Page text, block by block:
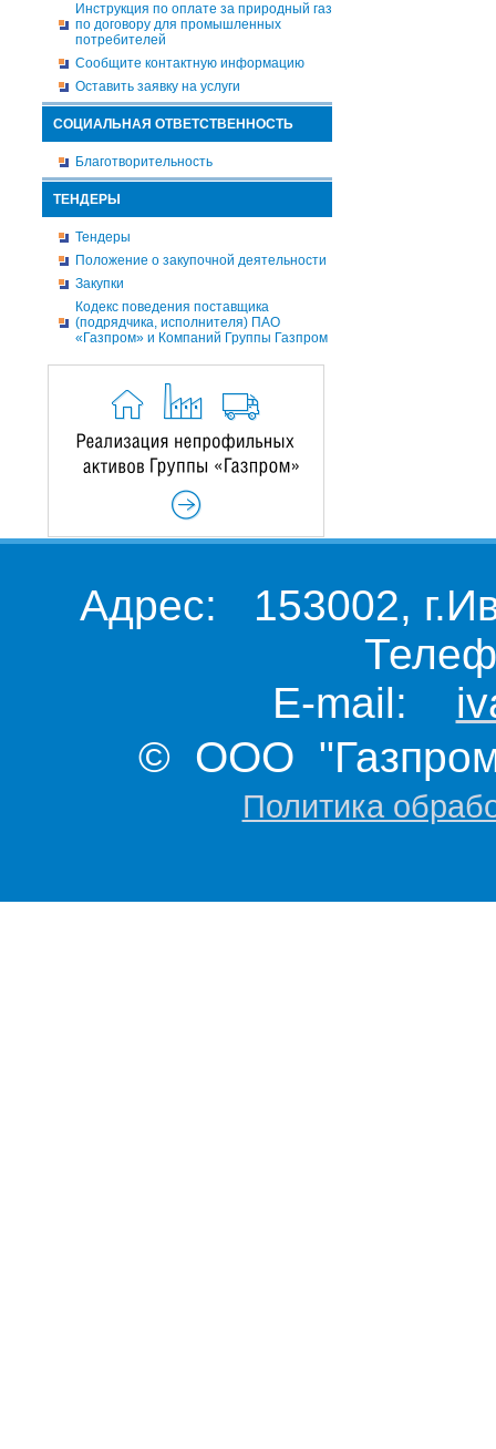
Инструкция по оплате за природный газ
по договору для промышленных
потребителей
Сообщите контактную информацию
Оставить заявку на услуги
СОЦИАЛЬНАЯ ОТВЕТСТВЕННОСТЬ
Благотворительность
ТЕНДЕРЫ
Тендеры
Положение о закупочной деятельности
Закупки
Кодекс поведения поставщика
(подрядчика, исполнителя) ПАО
«Газпром» и Компаний Группы Газпром
Адрес: 153002,
E-mail:
© ООО "Газпром
Политика